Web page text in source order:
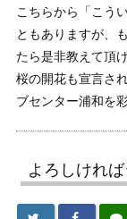
こちらから「こう
ともありますが、
たら是非教えて頂
桜の開花も宣言さ
ブセンター浦和を
よろしけれ